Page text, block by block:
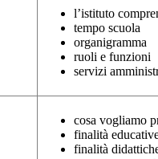
l’istituto
tempo scuola
organigramma
ruoli e funzioni
servizi
cosa vogliamo
finalità
finalità